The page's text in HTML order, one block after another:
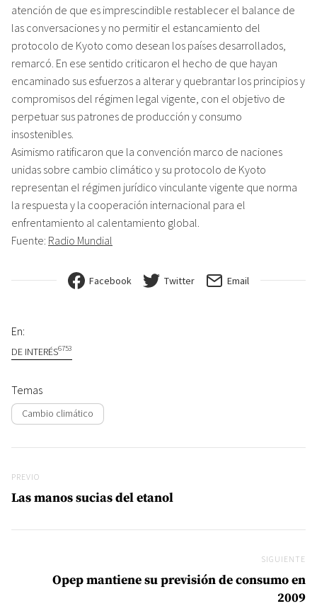
atención de que es imprescindible restablecer el balance de
las conversaciones y no permitir el estancamiento del
protocolo de Kyoto como desean los países desarrollados,
remarcó. En ese sentido criticaron el hecho de que hayan
encaminado sus esfuerzos a alterar y quebrantar los principios y
compromisos del régimen legal vigente, con el objetivo de
perpetuar sus patrones de producción y consumo
insostenibles.
Asimismo ratificaron que la convención marco de naciones
unidas sobre cambio climático y su protocolo de Kyoto
representan el régimen jurídico vinculante vigente que norma
la respuesta y la cooperación internacional para el
enfrentamiento al calentamiento global.
Fuente: Radio Mundial
Facebook Twitter Email
En:
DE INTERÉS6753
Temas
Cambio climático
Previo
PREVIO
Las manos sucias del etanol
SIGUIENTE
Opep mantiene su previsión de consumo en
2009